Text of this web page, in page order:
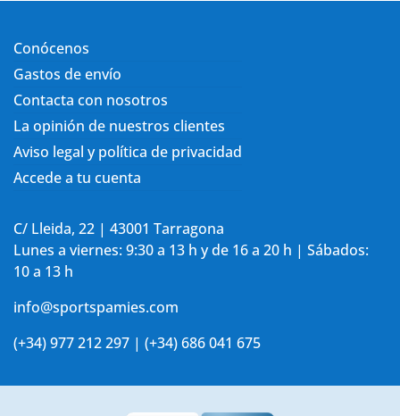
Conócenos
Gastos de envío
Contacta con nosotros
La opinión de nuestros clientes
Aviso legal y política de privacidad
Accede a tu cuenta
C/ Lleida, 22 | 43001 Tarragona
Lunes a viernes: 9:30 a 13 h y de 16 a 20 h | Sábados:
10 a 13 h
info@sportspamies.com
(+34) 977 212 297 | (+34) 686 041 675